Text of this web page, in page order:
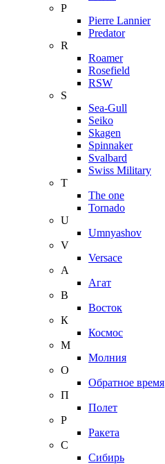
P
Pierre Lannier
Predator
R
Roamer
Rosefield
RSW
S
Sea-Gull
Seiko
Skagen
Spinnaker
Svalbard
Swiss Military
T
The one
Tornado
U
Umnyashov
V
Versace
А
Агат
В
Восток
К
Космос
М
Молния
О
Обратное время
П
Полет
Р
Ракета
С
Сибирь